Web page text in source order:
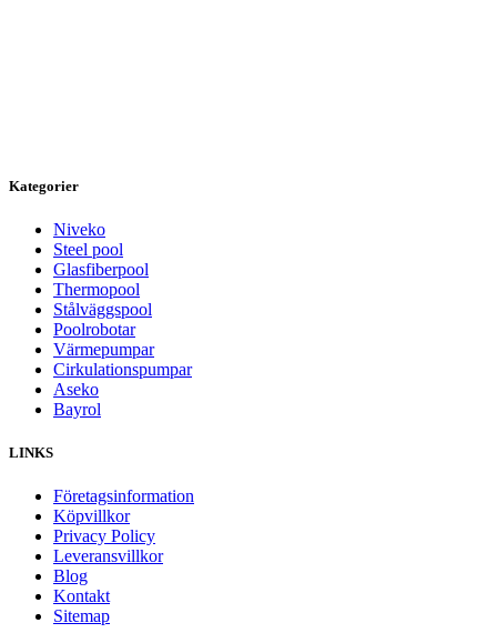
Kategorier
Niveko
Steel pool
Glasfiberpool
Thermopool
Stålväggspool
Poolrobotar
Värmepumpar
Cirkulationspumpar
Aseko
Bayrol
LINKS
Företagsinformation
Köpvillkor
Privacy Policy
Leveransvillkor
Blog
Kontakt
Sitemap